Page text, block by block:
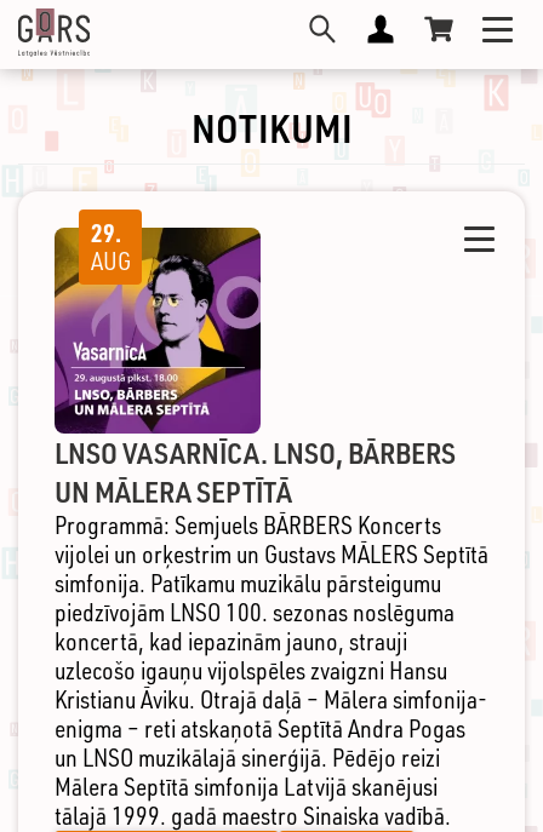
Pārlekt
galveno
saturu
NOTIKUMI
Toggle
LNSO VASARNĪCA. LNSO, BĀRBERS
UN MĀLERA SEPTĪTĀ
Programmā: Semjuels BĀRBERS Koncerts
vijolei un orķestrim un Gustavs MĀLERS Septītā
simfonija. Patīkamu muzikālu pārsteigumu
piedzīvojām LNSO 100. sezonas noslēguma
koncertā, kad iepazinām jauno, strauji
uzlecošo igauņu vijolspēles zvaigzni Hansu
Kristianu Āviku. Otrajā daļā – Mālera simfonija-
enigma – reti atskaņotā Septītā Andra Pogas
un LNSO muzikālajā sinerģijā. Pēdējo reizi
Mālera Septītā simfonija Latvijā skanējusi
tālajā 1999. gadā maestro Sinaiska vadībā.
29.
AUG